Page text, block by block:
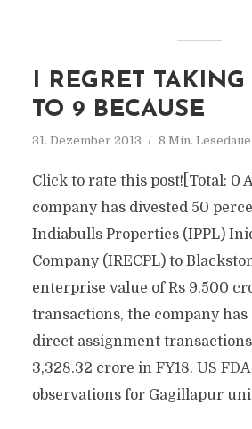
I REGRET
TO 9 BECAUSE
31. Dezember 2013 8 Min.
Click to rate this post![Total: 0
company has divested 50
Indiabulls Properties (IPPL)
Company (IRECPL) to
enterprise value of Rs 9,500
transactions, the company has
direct assignment
3,328.32 crore in FY18. US
observations for Gagillapur